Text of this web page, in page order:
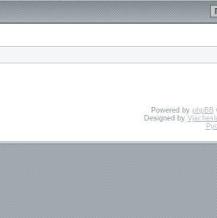
Powered by phpBB
Designed by